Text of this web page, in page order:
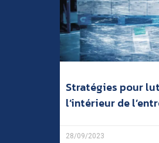
Stratégies pour
l’intérieur de
28/09/2023